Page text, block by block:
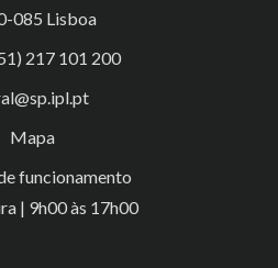
085 Lisboa
217 101 200
Mapa
funcionamento
| 9h00 às 17h00